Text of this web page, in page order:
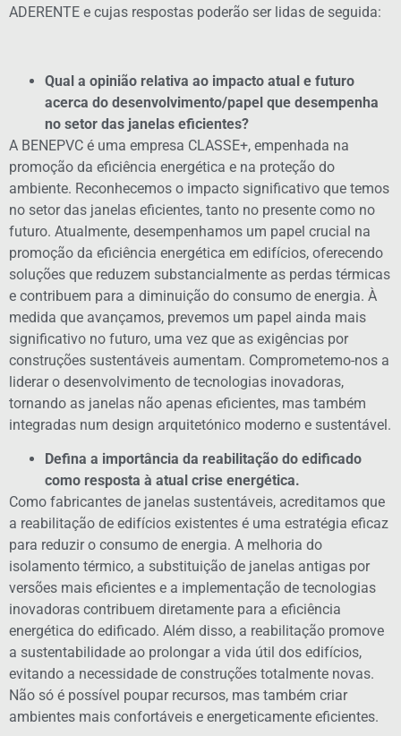
ADERENTE e cujas respostas poderão ser lidas de seguida:
Qual a opinião relativa ao impacto atual e futuro
acerca do desenvolvimento/papel que desempenha
no setor das janelas eficientes?
A BENEPVC é uma empresa CLASSE+, empenhada na
promoção da eficiência energética e na proteção do
ambiente. Reconhecemos o impacto significativo que temos
no setor das janelas eficientes, tanto no presente como no
futuro. Atualmente, desempenhamos um papel crucial na
promoção da eficiência energética em edifícios, oferecendo
soluções que reduzem substancialmente as perdas térmicas
e contribuem para a diminuição do consumo de energia. À
medida que avançamos, prevemos um papel ainda mais
significativo no futuro, uma vez que as exigências por
construções sustentáveis aumentam. Comprometemo-nos a
liderar o desenvolvimento de tecnologias inovadoras,
tornando as janelas não apenas eficientes, mas também
integradas num design arquitetónico moderno e sustentável.
Defina a importância da reabilitação do edificado
como resposta à atual crise energética.
Como fabricantes de janelas sustentáveis, acreditamos que
a reabilitação de edifícios existentes é uma estratégia eficaz
para reduzir o consumo de energia. A melhoria do
isolamento térmico, a substituição de janelas antigas por
versões mais eficientes e a implementação de tecnologias
inovadoras contribuem diretamente para a eficiência
energética do edificado. Além disso, a reabilitação promove
a sustentabilidade ao prolongar a vida útil dos edifícios,
evitando a necessidade de construções totalmente novas.
Não só é possível poupar recursos, mas também criar
ambientes mais confortáveis e energeticamente eficientes.